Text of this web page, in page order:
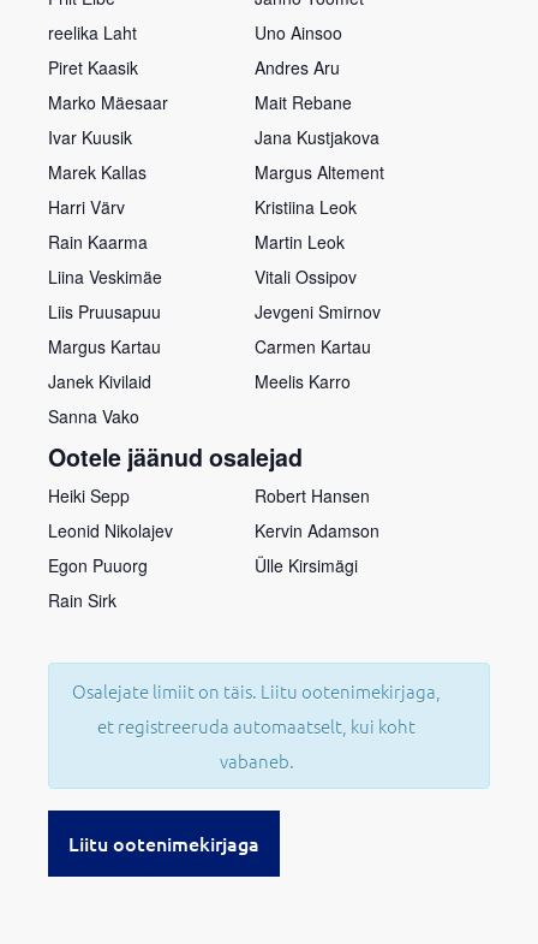
reelika Laht
Piret Kaasik
Marko Mäesaar
Ivar Kuusik
Marek Kallas
Harri Värv
Rain Kaarma
Liina Veskimäe
Liis Pruusapuu
Margus Kartau
Janek Kivilaid
Sanna Vako
Uno Ainsoo
Andres Aru
Mait Rebane
Jana Kustjakova
Margus Altement
Kristiina Leok
Martin Leok
Vitali Ossipov
Jevgeni Smirnov
Carmen Kartau
Meelis Karro
Ootele jäänud osalejad
Heiki Sepp
Leonid Nikolajev
Egon Puuorg
Rain Sirk
Robert Hansen
Kervin Adamson
Ülle Kirsimägi
Osalejate limiit on täis. Liitu ootenimekirjaga,
et registreeruda automaatselt, kui koht
vabaneb.
Liitu ootenimekirjaga